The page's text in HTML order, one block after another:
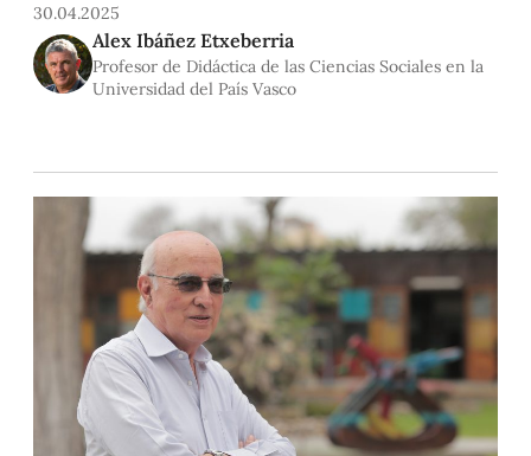
en la conferencia “Violencia armada, paz y reconciliación:
una mirada desde la enseñanza de la historia”, organizada
por la Facultad de Educación. Estas son sus reflexiones.
30.04.2025
Alex Ibáñez Etxeberria
Profesor de Didáctica de las Ciencias Sociales en la
Universidad del País Vasco